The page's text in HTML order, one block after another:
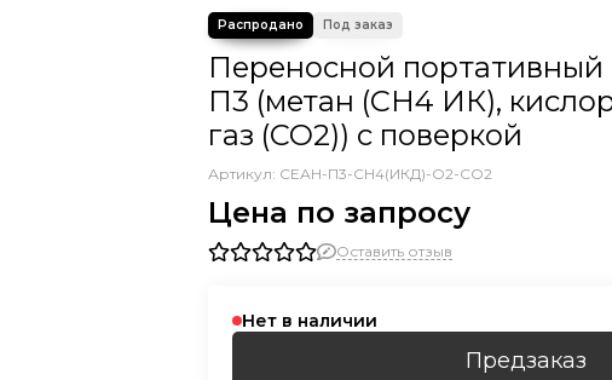
Переносной
П3 (метан (СН4 ИК),
газ (CO2)) с поверкой
Артикул: СЕАН-П3-СН4(ИКД)-O2-CO2
Цена по запросу
Оставить отзыв
Нет в наличии
Предзаказ